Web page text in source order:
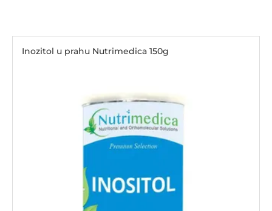
Inozitol u prahu Nutrimedica 150g